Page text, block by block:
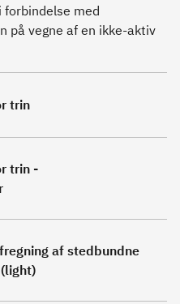
forbindelse med
på vegne af en ikke-aktiv
trin
trin -
af stedbundne